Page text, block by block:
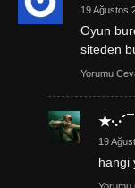
19 Ağustos
Oyun
siteden
Yorumu
19
hangi